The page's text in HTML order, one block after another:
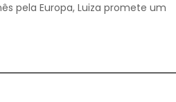
pela Europa, Luiza promete um